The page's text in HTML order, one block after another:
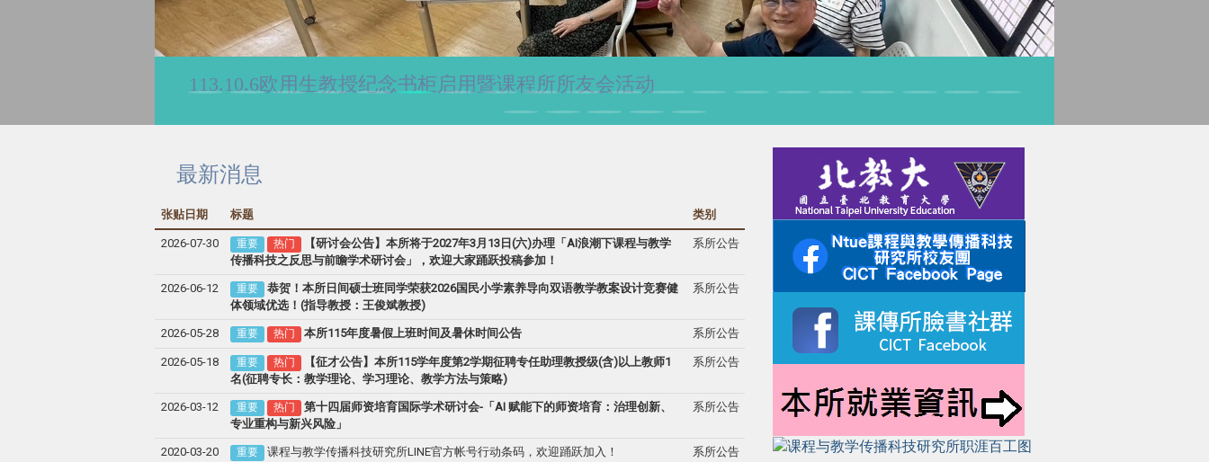
113.10.6欧用生教授纪念书柜启用暨课程所所友会活动
最新消息
张贴日期 标题 类别
2026-07-30 重要 热门
【研讨会公告】本所将于2027年3月13日(六)办理「AI浪潮下课程与教学
传播科技之反思与前瞻学术研讨会」，欢迎大家踊跃投稿参加！
系所公告
2026-06-12 重要
恭贺！本所日间硕士班同学荣获2026国民小学素养导向双语教学教案设计竞赛健
体领域优选！(指导教授：王俊斌教授)
系所公告
2026-05-28 重要 热门 本所115年度暑假上班时间及暑休时间公告 系所公告
2026-05-18 重要 热门
【征才公告】本所115学年度第2学期征聘专任助理教授级(含)以上教师1
名(征聘专长：教学理论、学习理论、教学方法与策略)
系所公告
2026-03-12 重要 热门
第十四届师资培育国际学术研讨会-「AI 赋能下的师资培育：治理创新、
专业重构与新兴风险」
系所公告
2020-03-20 重要 课程与教学传播科技研究所LINE官方帐号行动条码，欢迎踊跃加入！ 系所公告